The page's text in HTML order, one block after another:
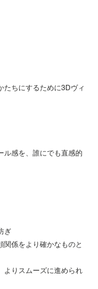
たちにするために3Dヴィ
ル感を、誰にでも直感的
ぎ
関係をより確かなものと
よりスムーズに進められ